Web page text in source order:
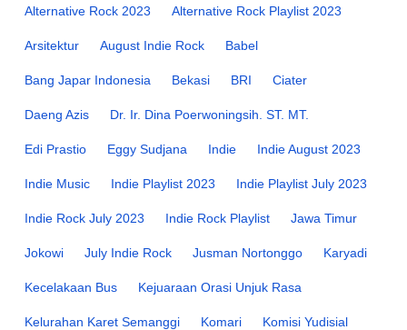
Alternative Rock 2023 Alternative Rock Playlist 2023
Arsitektur August Indie Rock Babel
Bang Japar Indonesia Bekasi BRI Ciater
Daeng Azis Dr. Ir. Dina Poerwoningsih. ST. MT.
Edi Prastio Eggy Sudjana Indie Indie August 2023
Indie Music Indie Playlist 2023 Indie Playlist July 2023
Indie Rock July 2023 Indie Rock Playlist Jawa Timur
Jokowi July Indie Rock Jusman Nortonggo Karyadi
Kecelakaan Bus Kejuaraan Orasi Unjuk Rasa
Kelurahan Karet Semanggi Komari Komisi Yudisial